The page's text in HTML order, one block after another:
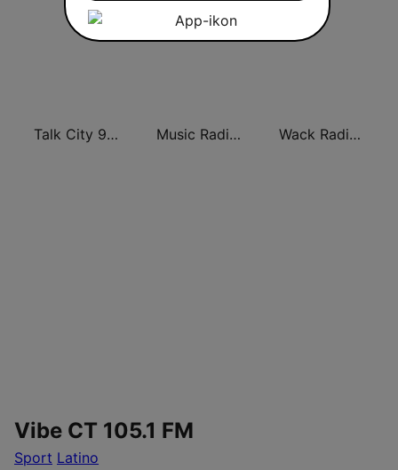
Talk City 91.1 FM Music Radio 97.1 FM Wack Radio 90.1 FM
Vibe CT 105.1 FM
Sport Latino